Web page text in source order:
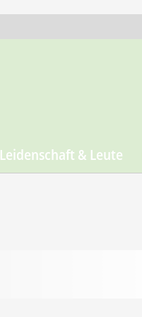
Leidenschaft & Leute